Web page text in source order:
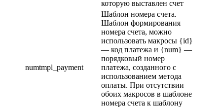
которую выставлен счет
numtmpl_payment
Шаблон номера счета.
Шаблон формирования
номера счета, можно
использовать макросы {id}
— код платежа и {num} —
порядковый номер
платежа, созданного с
использованием метода
оплаты. При отсутствии
обоих макросов в шаблоне
номера счета к шаблону